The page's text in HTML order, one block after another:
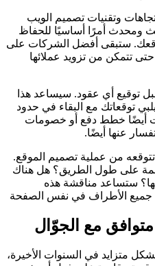
وتقنيات تصميم الويب
ومحدث أمرًا أساسيًا للحفاظ
ستبقى أفضل الشركات على
حتى تتمكن من تزويد عملائها
توقيع أي عقود. سيساعد هذا
توقعاتك مع البقاء في حدود
أيضًا خطط دفع أو خصومات
عنها أيضًا.
من عملية تصميم الموقع.
على طول الطريق؟ هل هناك
ستساعد مناقشة هذه
جميع الأطراف في نفس الصفحة
مع الجوّال
متزايد في السنوات الأخيرة،